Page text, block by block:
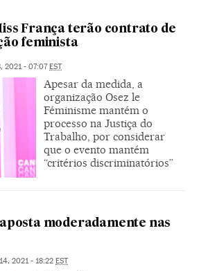
França terão contrato de
feminista
2021 - 07:07 EST
Apesar da medida, a
organização Osez le
Féminisme mantém o
processo na Justiça do
Trabalho, por considerar
que o evento mantém
“critérios discriminatórios”
moderadamente nas
2021 - 18:22 EST